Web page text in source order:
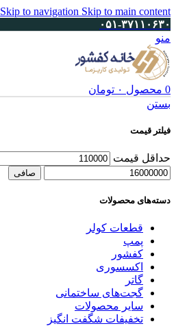
Skip to navigation Skip to main content
۰۵۱-۳۷۱۱۰۶۳۰
منو
0 محصول ۰ تومان
بستن
فیلتر قیمت
حداقل قیمت
صافی
دسته‌های محصولات
قطعات کولر
پمپ
کفشور
اکسسوری
گاتر
گجت‌های ساختمانی
سایر محصولات
تخفیفات شگفت انگیز